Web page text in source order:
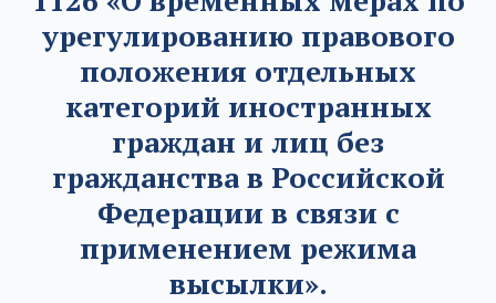
урегулированию правового
положения отдельных
категорий иностранных
граждан и лиц без
гражданства в Российской
Федерации в связи с
применением режима
высылки».